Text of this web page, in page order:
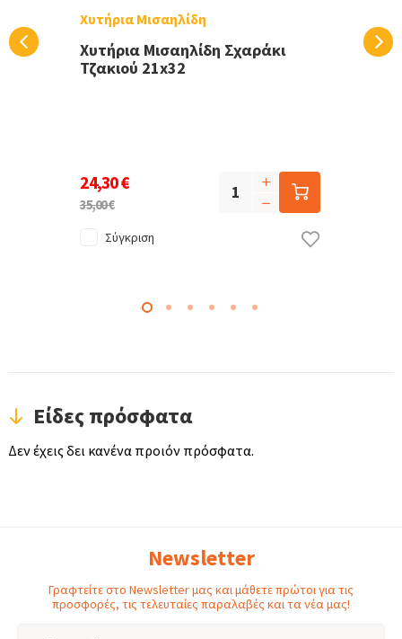
Χυτήρια Μισαηλίδη
Χυτήρια Μισαηλίδη Σχαράκι
Τζακιού 21x32
24,30 €
35,00 €
Σύγκριση
Είδες πρόσφατα
Δεν έχεις δει κανένα προιόν πρόσφατα.
Newsletter
Γραφτείτε στο Newsletter μας και μάθετε πρώτοι για τις
προσφορές, τις τελευταίες παραλαβές και τα νέα μας!